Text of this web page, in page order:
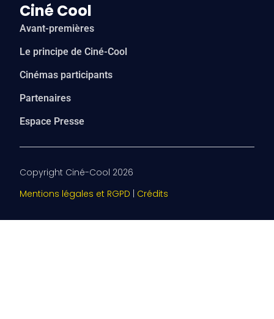
Ciné Cool
Avant-premières
Le principe de Ciné-Cool
Cinémas participants
Partenaires
Espace Presse
Copyright Ciné-Cool 2026
Mentions légales et RGPD
Crédits